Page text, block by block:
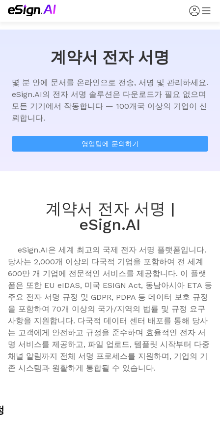
계약서 전자 서명
몇 분 안에 문서를 온라인으로 전송, 서명 및 관리하세요.
eSign.AI의 전자 서명 솔루션은 다운로드가 필요 없으며
모든 기기에서 작동합니다 — 100개국 이상의 기업이 신
뢰합니다.
영업팀에 문의하기
계약서 전자 서명 |
eSign.AI
당사는 2,000개 이상의 다국적 기업을 포함하여 전 세계
600만 개 기업에 전문적인 서비스를 제공합니다. 이 플랫
폼은 또한 EU eIDAS, 미국 ESIGN Act, 동남아시아 ETA 등
주요 전자 서명 규정 및 GDPR, PDPA 등 데이터 보호 규정
을 포함하여 70개 이상의 국가/지역의 법률 및 규정 요구
사항을 지원합니다. 다국적 데이터 센터 배포를 통해 당사
는 고객에게 안전하고 규정을 준수하며 효율적인 전자 서
명 서비스를 제공하고, 파일 업로드, 템플릿 시작부터 다중
채널 알림까지 전체 서명 프로세스를 지원하며, 기업의 기
존 시스템과 원활하게 통합될 수 있습니다.